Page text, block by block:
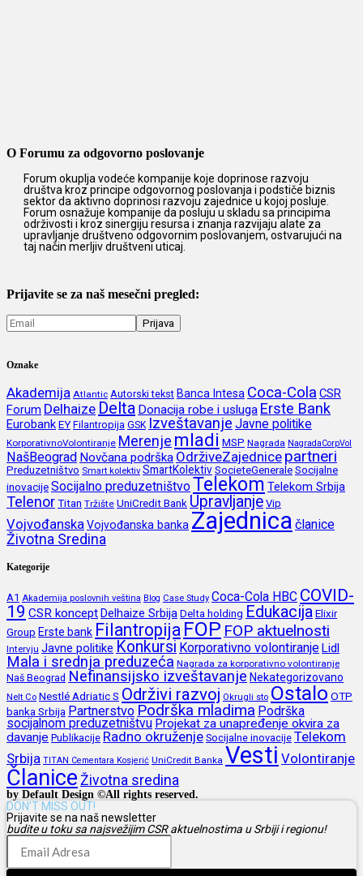
O Forumu za odgovorno poslovanje
Forum okuplja vodeće kompanije koje doprinose razvoju
društva kroz principe odgovornog poslovanja i podstiče biznis
sektor da aktivno doprinosi razvoju zajednice u kojoj posluje.
Forum osnažuje kompanije da posluju u skladu sa principima
održivosti i kroz sinergiju resursa i znanja razvijaju alate za
upravljanje društveno odgovornim poslovanjem, ostvarujući na
taj način merljiv društveni uticaj.
Prijavite se za naš mesečni pregled:
Oznake
Akademija Atlantic Autorski tekst Banca Intesa Coca-Cola CSR
Forum Delhaize Delta Donacija robe i usluga Erste Bank
EurobankEY Filantropija GSK Izveštavanje Javne politike
KorporativnoVolontiranje Merenje mladi MSP Nagrada NagradaCorpVol
NašBeograd Novčana podrška OdrživeZajednice partneri
Preduzetništvo Smart kolektiv SmartKolektivSocieteGeneraleSocijalne
inovacijeSocijalno preduzetništvoTelekom Telekom Srbija
TelenorTitan Tržište UniCredit Bank Upravljanje Vip
VojvođanskaVojvođanska banka Zajednica članice
Životna Sredina
Kategorije
A1 Akademija poslovnih veština Blog Case Study Coca-Cola HBC COVID-
19 CSR konceptDelhaize Srbija Delta holding Edukacija Elixir
Group Erste bank Filantropija FOP FOP aktuelnosti
Intervju Javne politike Konkursi Korporativno volontiranjeLidl
Mala i srednja preduzeća Nagrada za korporativno volontiranje
Naš Beograd Nefinansijsko izveštavanje Nekategorizovano
Nelt Co Nestlé Adriatic S Održivi razvoj Okrugli sto Ostalo OTP
banka Srbija Partnerstvo Podrška mladima Podrška
socijalnom preduzetništvu Projekat za unapređenje okvira za
davanje Publikacije Radno okruženje Socijalne inovacije Telekom
Srbija TITAN Cementara Kosjerić UniCredit Banka Vesti Volontiranje
Članice Životna sredina
by Default Design ©All rights reserved.
DON’T MISS OUT!
Prijavite se na naš newsletter
budite u toku sa najsvežijim CSR aktuelnostima u Srbiji i regionu!